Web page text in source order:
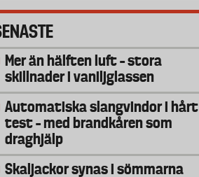
Mer än hälften luft – stora
skillnader i vaniljglassen
Automatiska slangvindor i hårt
test – med brandkåren som
draghjälp
Skaljackor synas i sömmarna